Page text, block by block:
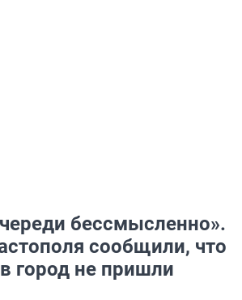
бессмысленно».
сообщили, что
город не пришли